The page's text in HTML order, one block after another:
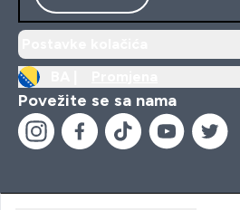
Povežite se sa nama